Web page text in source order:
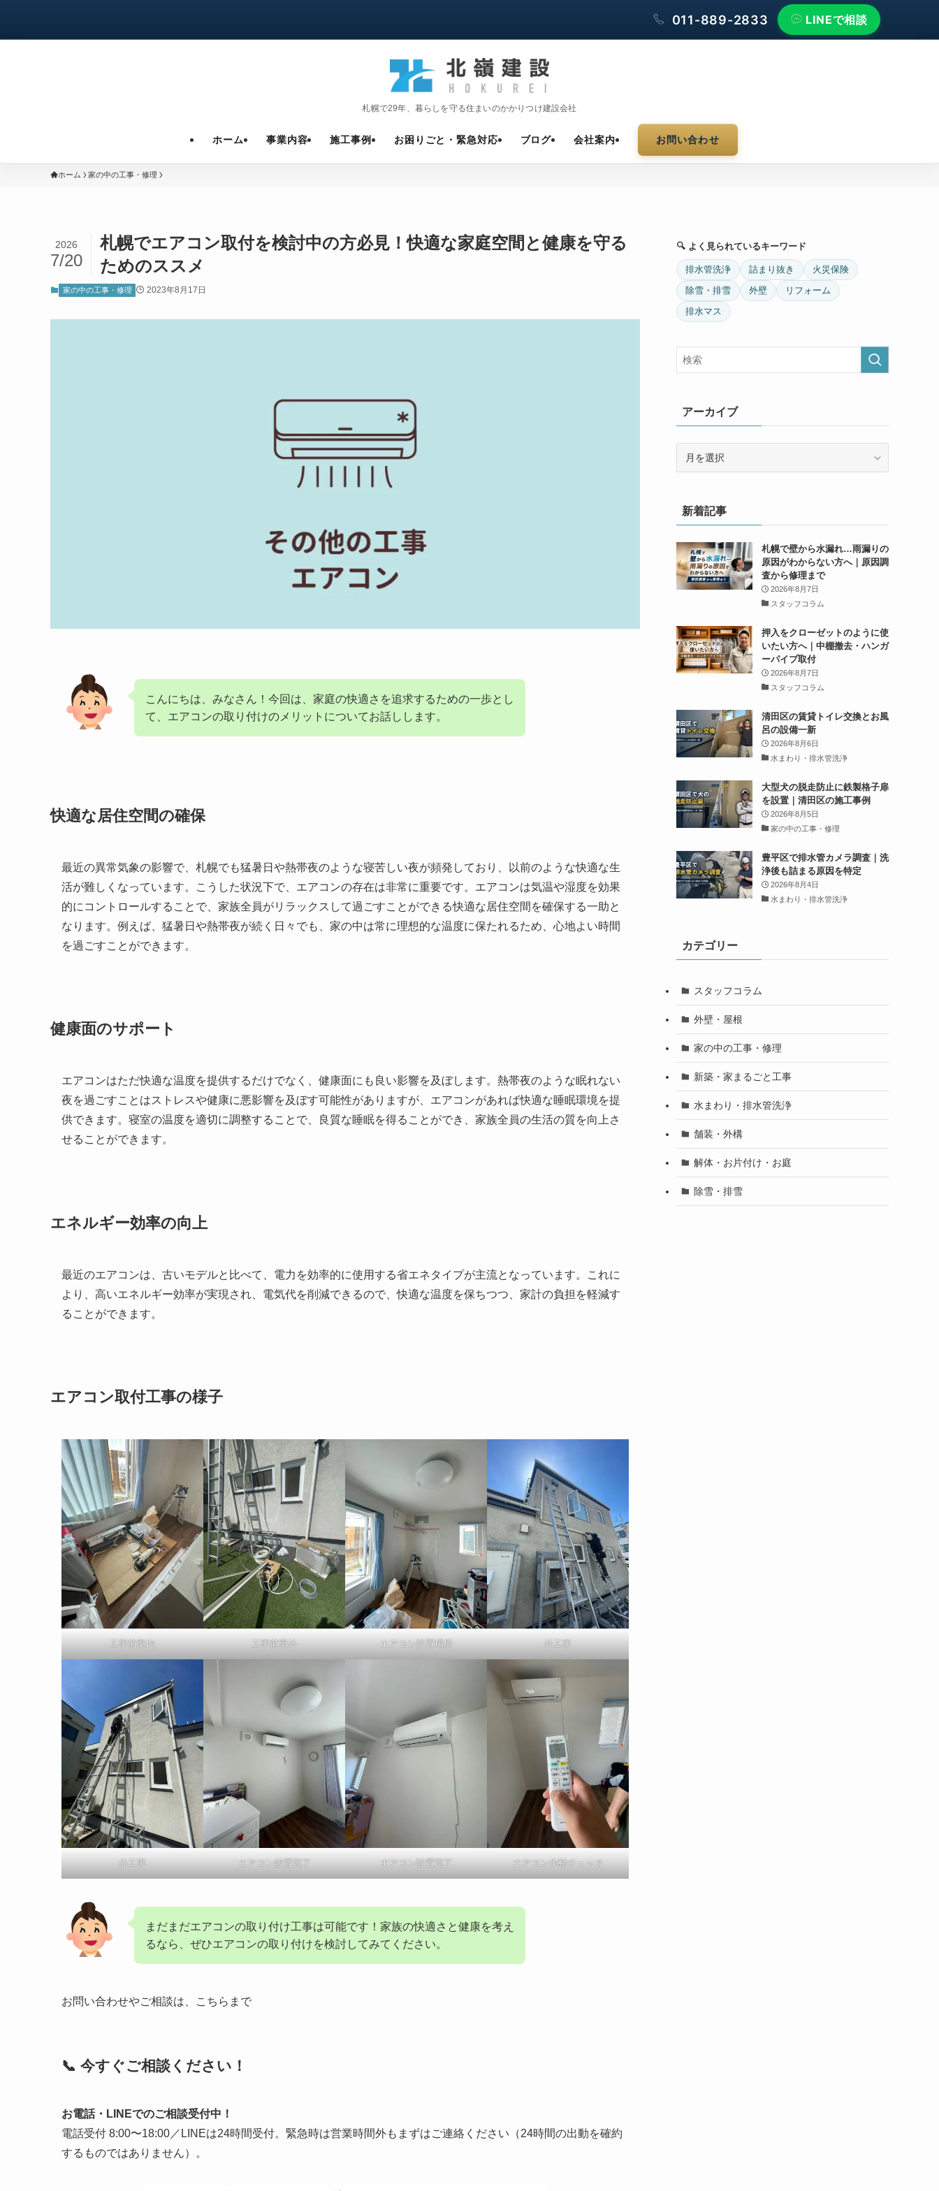
011-889-2833 LINEで相談
札幌で29年、暮らしを守る住まいのかかりつけ建設会社
ホーム 事業内容 施工事例 お困りごと・緊急対応 ブログ 会社案内 お問い合わせ
ホーム 家の中の工事・修理
札幌でエアコン取付を検討中の方必見！快適な家庭空間と健康を守る
ためのススメ
2026
7/20
家の中の工事・修理 2023年8月17日
こんにちは、みなさん！今回は、家庭の快適さを追求するための一歩とし
て、エアコンの取り付けのメリットについてお話しします。
快適な居住空間の確保
最近の異常気象の影響で、札幌でも猛暑日や熱帯夜のような寝苦しい夜が頻発しており、以前のような快適な生
活が難しくなっています。こうした状況下で、エアコンの存在は非常に重要です。エアコンは気温や湿度を効果
的にコントロールすることで、家族全員がリラックスして過ごすことができる快適な居住空間を確保する一助と
なります。例えば、猛暑日や熱帯夜が続く日々でも、家の中は常に理想的な温度に保たれるため、心地よい時間
を過ごすことができます。
健康面のサポート
エアコンはただ快適な温度を提供するだけでなく、健康面にも良い影響を及ぼします。熱帯夜のような眠れない
夜を過ごすことはストレスや健康に悪影響を及ぼす可能性がありますが、エアコンがあれば快適な睡眠環境を提
供できます。寝室の温度を適切に調整することで、良質な睡眠を得ることができ、家族全員の生活の質を向上さ
せることができます。
エネルギー効率の向上
最近のエアコンは、古いモデルと比べて、電力を効率的に使用する省エネタイプが主流となっています。これに
より、高いエネルギー効率が実現され、電気代を削減できるので、快適な温度を保ちつつ、家計の負担を軽減す
ることができます。
エアコン取付工事の様子
工事前室内 工事前室外 エアコン設置場所 外工事
外工事 エアコン設置完了 エアコン設置完了 エアコン作動チェック
まだまだエアコンの取り付け工事は可能です！家族の快適さと健康を考え
るなら、ぜひエアコンの取り付けを検討してみてください。
お問い合わせやご相談は、こちらまで
📞 今すぐご相談ください！
お電話・LINEでのご相談受付中！
電話受付 8:00〜18:00／LINEは24時間受付。緊急時は営業時間外もまずはご連絡ください（24時間の出動を確約
するものではありません）。
🔍 よく見られているキーワード
排水管洗浄 詰まり抜き
火災保険
除雪・排雪
外壁
リフォーム
排水マス
アーカイブ
ブ新着記事
札幌で壁から水漏れ…雨漏りの
原因がわからない方へ｜原因調
査から修理まで
2026年8月7日
スタッフコラム
押入をクローゼットのように使
いたい方へ｜中棚撤去・ハンガ
ーパイプ取付
2026年8月7日
スタッフコラム
清田区の賃貸トイレ交換とお風
呂の設備一新
2026年8月6日
水まわり・排水管洗浄
大型犬の脱走防止に鉄製格子扉
を設置｜清田区の施工事例
2026年8月5日
家の中の工事・修理
豊平区で排水管カメラ調査｜洗
浄後も詰まる原因を特定
2026年8月4日
水まわり・排水管洗浄
カテゴリー
スタッフコラム
外壁・屋根
家の中の工事・修理
新築・家まるごと工事
水まわり・排水管洗浄
舗装・外構
解体・お片付け・お庭
除雪・排雪